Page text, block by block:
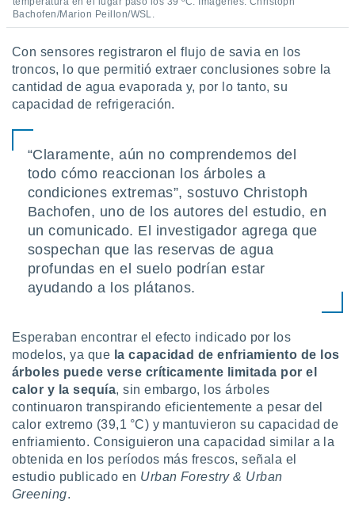
utilizar
crear un
la
medir el
el
de
o a través
de
con el
e
mediante
publicidad
publicidad
Bachofen/Marion Peillon/WSL.
Con sensores registraron el flujo de savia en los
troncos, lo que permitió extraer conclusiones sobre la
cantidad de agua evaporada y, por lo tanto, su
capacidad de refrigeración.
“Claramente, aún no comprendemos del
todo cómo reaccionan los árboles a
condiciones extremas”, sostuvo Christoph
Bachofen, uno de los autores del estudio, en
un comunicado. El investigador agrega que
sospechan que las reservas de agua
profundas en el suelo podrían estar
ayudando a los plátanos.
Esperaban encontrar el efecto indicado por los
modelos, ya que la capacidad de enfriamiento de los
árboles puede verse críticamente limitada por el
calor y la sequía, sin embargo, los árboles
continuaron transpirando eficientemente a pesar del
calor extremo (39,1 °C) y mantuvieron su capacidad de
enfriamiento. Consiguieron una capacidad similar a la
obtenida en los períodos más frescos, señala el
estudio publicado en Urban Forestry & Urban
Greening.